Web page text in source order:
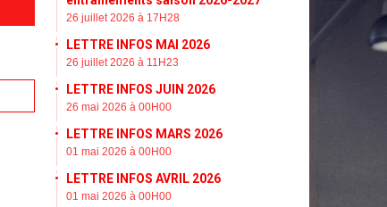
Planning et dates de reprises des
26 juillet 2026 à 17H28
26 juillet 2026 à 11H23
26 mai 2026 à 00H00
01 mai 2026 à 00H00